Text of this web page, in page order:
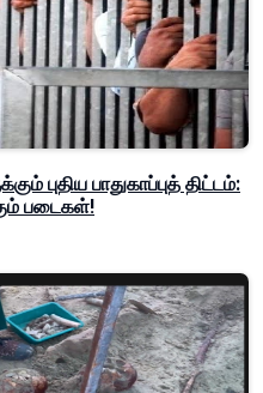
புதிய பாதுகாப்புத் திட்டம்:
படைகள்!